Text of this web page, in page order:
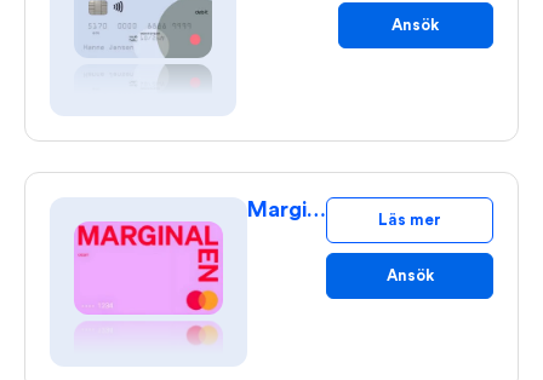
Ansök
Marginalen I'm Yours Läs mer
Ansök